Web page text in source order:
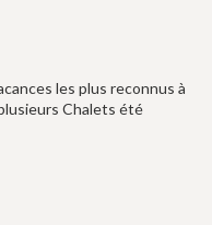
les plus reconnus à
Chalets été